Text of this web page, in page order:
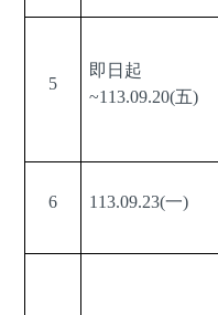
5
即日起
~113.09.20(五)
6 113.09.23(一)